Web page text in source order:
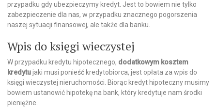
przypadku gdy ubezpieczymy kredyt. Jest to bowiem nie tylko
zabezpieczenie dla nas, w przypadku znacznego pogorszenia
naszej sytuacji finansowej, ale także dla banku.
Wpis do księgi wieczystej
W przypadku kredytu hipotecznego, dodatkowym kosztem
kredytujaki musi ponieść kredytobiorca, jest opłata za wpis do
księgi wieczystej nieruchomości. Biorąc kredyt hipoteczny musimy
bowiem ustanowić hipotekę na bank, który kredytuje nam środki
pieniężne.